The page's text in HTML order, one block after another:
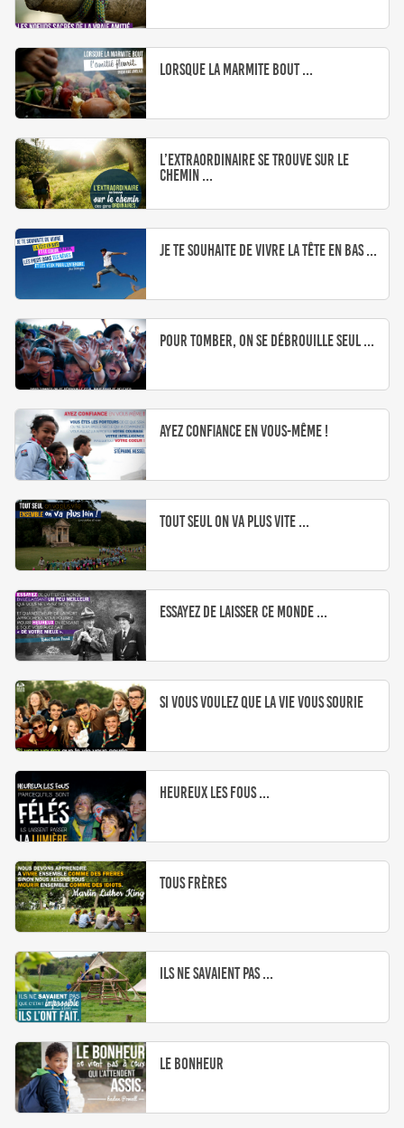
Lorsque la marmite bout ...
L’extraordinaire se trouve sur le
chemin ...
Je te souhaite de vivre la tête en bas ...
Pour tomber, on se débrouille seul ...
Ayez confiance en vous-même !
Tout seul on va plus vite ...
Essayez de laisser ce monde ...
Si vous voulez que la vie vous sourie
Heureux les fous ...
Tous frères
Ils ne savaient pas ...
Le bonheur